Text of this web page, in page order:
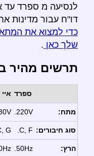
לנסיעה מ ספרד עד
דו"ח עבור מדינות
כדי למצוא את
שלך כאן .
תרשים מהיר
ספרד איי
מתח: 220V.
סוג חיבורים: C, F.
G.
הרץ: 50Hz.